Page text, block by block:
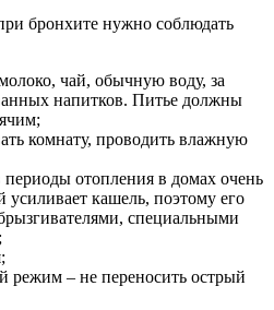
бронхите нужно соблюдать
чай, обычную воду, за
напитков. Питье должны
комнату, проводить влажную
периоды отопления в домах очень
усиливает кашель, поэтому его
специальными
режим – не переносить острый